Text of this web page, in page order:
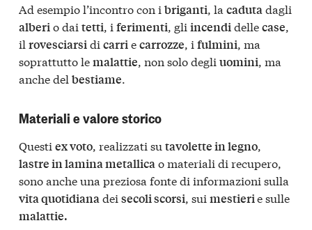
Ad esempio l’incontro con i briganti, la cadutadagli
alberio dai tetti, i ferimenti, gli incendidellecase,
il rovesciarsidi carriecarrozze, i fulmini, ma
soprattutto lemalattie, non solo degli uomini, ma
anche del bestiame.
Materiali e valore storico
Questi ex voto, realizzati su tavolette in legno,
lastre in lamina metallicao materiali di recupero,
sono anche una preziosa fonte di informazioni sulla
vita quotidianadei secoli scorsi, sui mestierie sulle
malattie.